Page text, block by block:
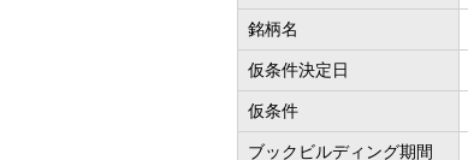
銘柄名
仮条件決定日
仮条件
ブックビルディング期間